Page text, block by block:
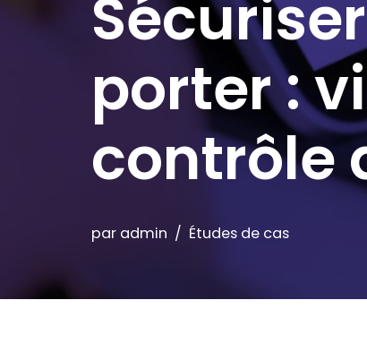
porter :
contrôle
par admin Études de cas